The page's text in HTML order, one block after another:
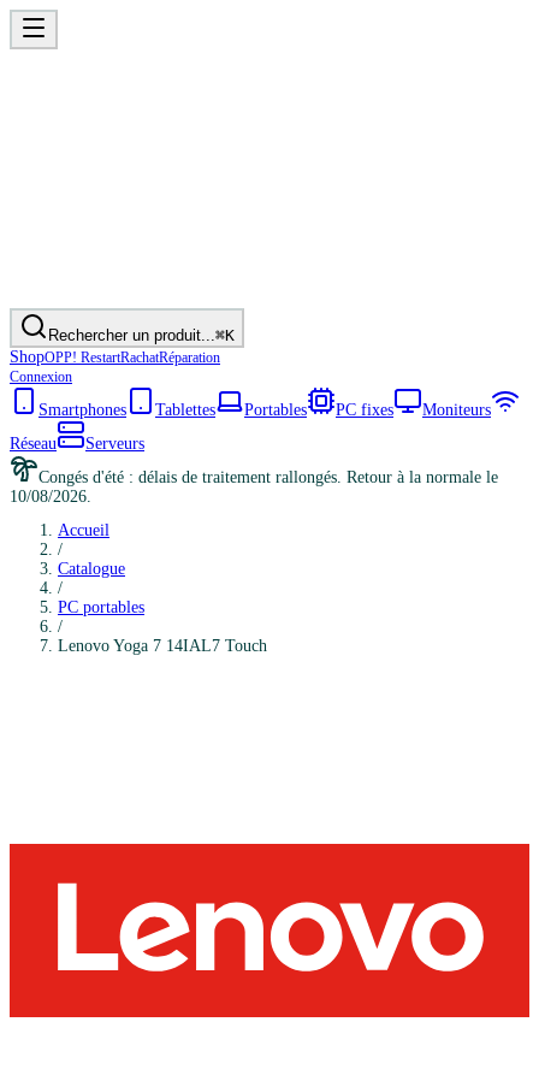
Rechercher un produit...⌘K
ShopOPP! RestartRachatRéparation
Connexion
Smartphones Tablettes Portables PC fixes
Moniteurs
Réseau
Serveurs
Congés d'été : délais de traitement rallongés. Retour à la normale le
10/08/2026.
Accueil
/
Catalogue
/
PC portables
/
Lenovo Yoga 7 14IAL7 Touch